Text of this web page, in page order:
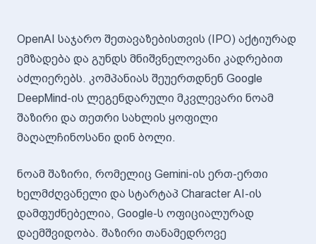
OpenAI საჯარო შეთავაზებისთვის (IPO) აქტიურად
ემზადება და გუნდს მნიშვნელოვანი კადრებით
აძლიერებს. კომპანიას შეუერთდნენ Google
DeepMind-ის ლეგენდარული მკვლევარი ნოამ
შაზირი და თეთრი სახლის ყოფილი
მაღალჩინოსანი დინ ბოლი.
ნოამ შაზირი, რომელიც Gemini-ის ერთ-ერთი
ხელმძღვანელი და სტარტაპ Character AI-ის
დამფუძნებელია, Google-ს ოფიციალურად
დაემშვიდობა. შაზირი თანამედროვე